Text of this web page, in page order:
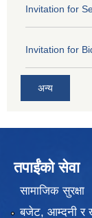
Invitation for
Invitation for
अन्य
तपाईंको सेवा
सामाजिक सुरक्षा
बजेट, आम्दनी र